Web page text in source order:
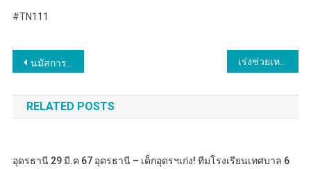
#TN111
แนะแนว
เรื่อง
นมัสการห่มผ้าพระธาตุดอยตุง ณ แสงแรก ท่ามกลางทะเลหมอกชั้นฟ้า
RELATED POSTS
อุดรธานี 29 มี.ค 67 อุดรธานี – เด็กอุดรฯเก่ง! ทีมโรงเรียนเทศบาล 6